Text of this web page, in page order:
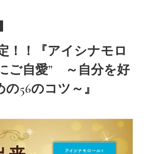
！！『アイシナモロ
ご自愛” ～自分を好
56のコツ～』